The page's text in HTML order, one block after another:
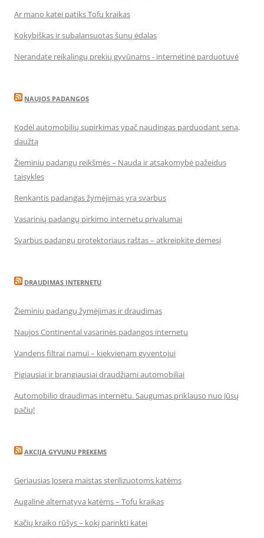
Ar mano katei patiks Tofu kraikas
Kokybiškas ir subalansuotas šunų ėdalas
Nerandate reikalingų prekių gyvūnams - internetinė parduotuvė
NAUJOS PADANGOS
Kodėl automobilių supirkimas ypač naudingas parduodant seną,
daužtą
Žieminių padangų reikšmės – Nauda ir atsakomybė pažeidus
taisykles
Renkantis padangas žymėjimas yra svarbus
Vasarinių padangų pirkimo internetu privalumai
Svarbus padangų protektoriaus raštas – atkreipkite dėmesį
DRAUDIMAS INTERNETU
Žieminių padangų žymėjimas ir draudimas
Naujos Continental vasarinės padangos internetu
Vandens filtrai namui – kiekvienam gyventojui
Pigiausiai ir brangiausiai draudžiami automobiliai
Automobilio draudimas internetu. Saugumas priklauso nuo Jūsų
pačių!
AKCIJA GYVUNU PREKEMS
Geriausias Josera maistas sterilizuotoms katėms
Augalinė alternatyva katėms – Tofu kraikas
Kačių kraiko rūšys – kokį parinkti katei